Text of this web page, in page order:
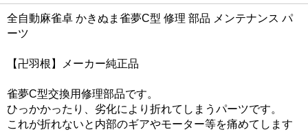
全自動麻雀卓 かきぬま雀夢C型 修理 部品 メンテナンス パ
ーツ
【卍羽根】メーカー純正品
雀夢C型交換用修理部品です。
ひっかかったり、劣化により折れてしまうパーツです。
これが折れないと内部のギアやモーター等を痛めてします